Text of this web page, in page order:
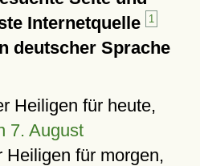
Internetquelle
1
deutscher Sprache
Heiligen für heute,
7. August
Heiligen für morgen,